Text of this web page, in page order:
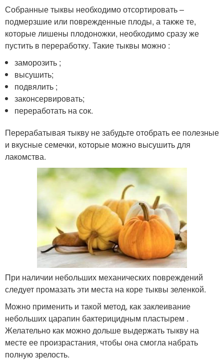
Собранные тыквы необходимо отсортировать –
подмерзшие или поврежденные плоды, а также те,
которые лишены плодоножки, необходимо сразу же
пустить в переработку. Такие тыквы можно :
заморозить ;
высушить;
подвялить ;
законсервировать;
переработать на сок.
Перерабатывая тыкву не забудьте отобрать ее полезные
и вкусные семечки, которые можно высушить для
лакомства.
При наличии небольших механических повреждений
следует промазать эти места на коре тыквы зеленкой.
Можно применить и такой метод, как заклеивание
небольших царапин бактерицидным пластырем .
Желательно как можно дольше выдержать тыкву на
месте ее произрастания, чтобы она смогла набрать
полную зрелость.